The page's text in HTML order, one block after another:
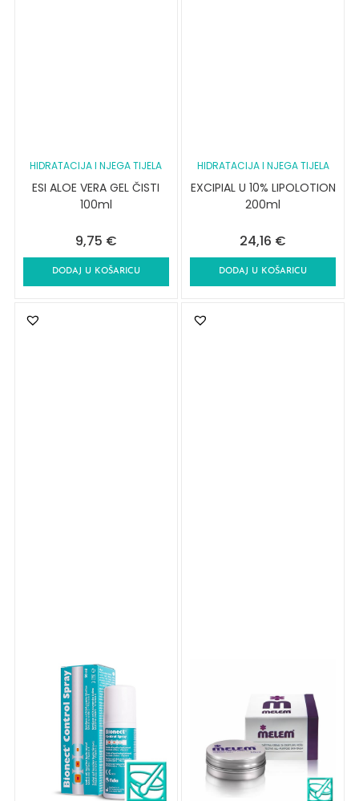
HIDRATACIJA I NJEGA TIJELA
ESI ALOE VERA GEL ČISTI
100ml
9,75 €
DODAJ U KOŠARICU
HIDRATACIJA I NJEGA TIJELA
EXCIPIAL U 10% LIPOLOTION
200ml
24,16 €
DODAJ U KOŠARICU